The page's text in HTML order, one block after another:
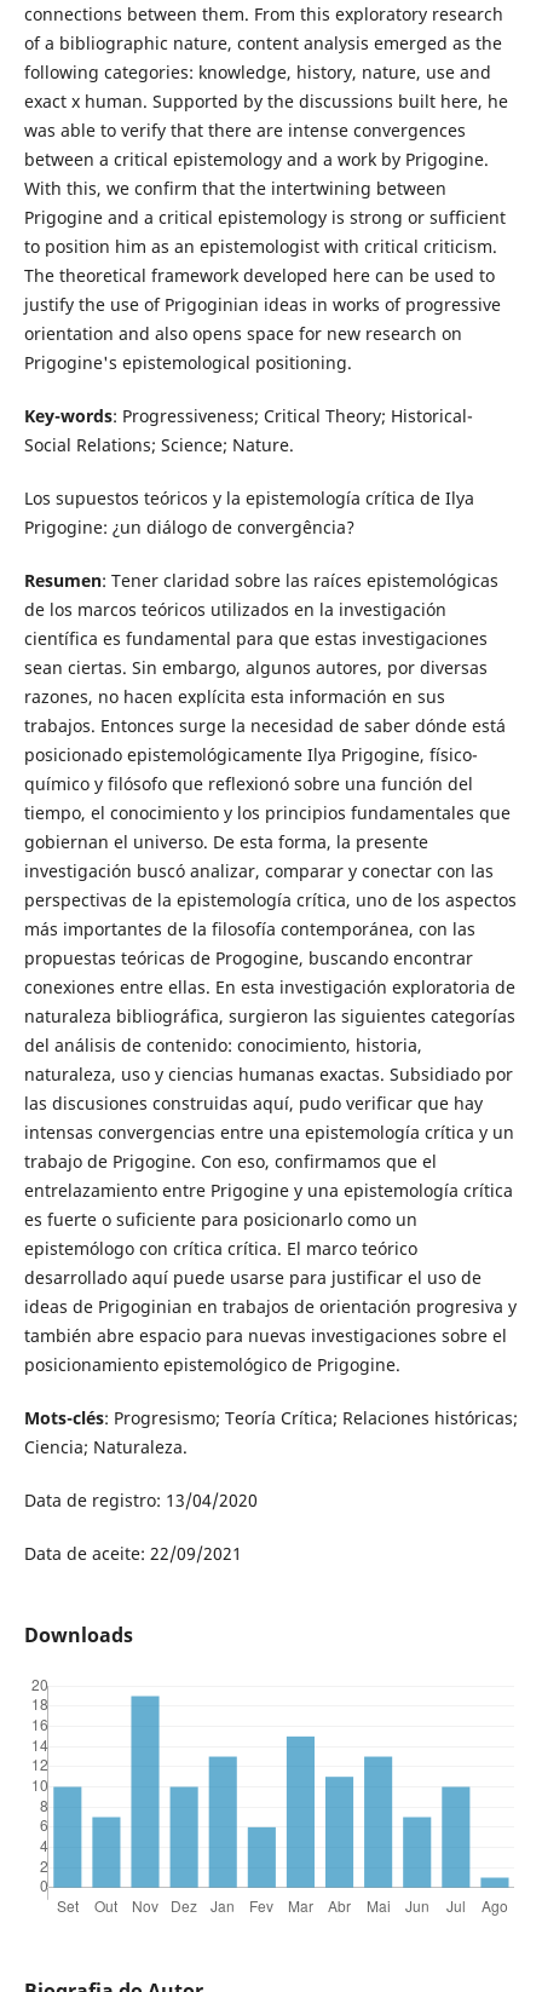
connections between them. From this exploratory research
of a bibliographic nature, content analysis emerged as the
following categories: knowledge, history, nature, use and
exact x human. Supported by the discussions built here, he
was able to verify that there are intense convergences
between a critical epistemology and a work by Prigogine.
With this, we confirm that the intertwining between
Prigogine and a critical epistemology is strong or sufficient
to position him as an epistemologist with critical criticism.
The theoretical framework developed here can be used to
justify the use of Prigoginian ideas in works of progressive
orientation and also opens space for new research on
Prigogine's epistemological positioning.
Key-words: Progressiveness; Critical Theory; Historical-
Social Relations; Science; Nature.
Los supuestos teóricos y la epistemología crítica de Ilya
Prigogine: ¿un diálogo de convergência?
Resumen: Tener claridad sobre las raíces epistemológicas
de los marcos teóricos utilizados en la investigación
científica es fundamental para que estas investigaciones
sean ciertas. Sin embargo, algunos autores, por diversas
razones, no hacen explícita esta información en sus
trabajos. Entonces surge la necesidad de saber dónde está
posicionado epistemológicamente Ilya Prigogine, físico-
químico y filósofo que reflexionó sobre una función del
tiempo, el conocimiento y los principios fundamentales que
gobiernan el universo. De esta forma, la presente
investigación buscó analizar, comparar y conectar con las
perspectivas de la epistemología crítica, uno de los aspectos
más importantes de la filosofía contemporánea, con las
propuestas teóricas de Progogine, buscando encontrar
conexiones entre ellas. En esta investigación exploratoria de
naturaleza bibliográfica, surgieron las siguientes categorías
del análisis de contenido: conocimiento, historia,
naturaleza, uso y ciencias humanas exactas. Subsidiado por
las discusiones construidas aquí, pudo verificar que hay
intensas convergencias entre una epistemología crítica y un
trabajo de Prigogine. Con eso, confirmamos que el
entrelazamiento entre Prigogine y una epistemología crítica
es fuerte o suficiente para posicionarlo como un
epistemólogo con crítica crítica. El marco teórico
desarrollado aquí puede usarse para justificar el uso de
ideas de Prigoginian en trabajos de orientación progresiva y
también abre espacio para nuevas investigaciones sobre el
posicionamiento epistemológico de Prigogine.
Mots-clés: Progresismo; Teoría Crítica; Relaciones históricas;
Ciencia; Naturaleza.
Data de registro: 13/04/2020
Data de aceite: 22/09/2021
Downloads